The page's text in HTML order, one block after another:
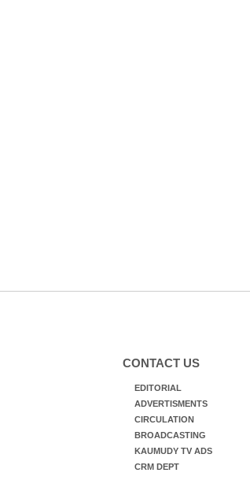
CONTACT US
EDITORIAL
ADVERTISMENTS
CIRCULATION
BROADCASTING
KAUMUDY TV ADS
CRM DEPT